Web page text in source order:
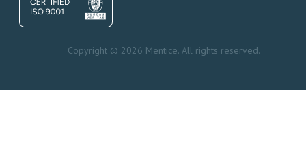
Copyright © 2026 Mentice. All rights reserved.